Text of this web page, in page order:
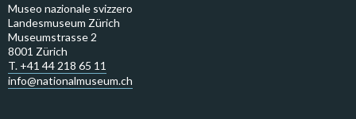
Museo nazionale svizzero
Landesmuseum Zürich
Museumstrasse 2
8001 Zürich
T. +41 44 218 65 11
info@nationalmuseum.ch